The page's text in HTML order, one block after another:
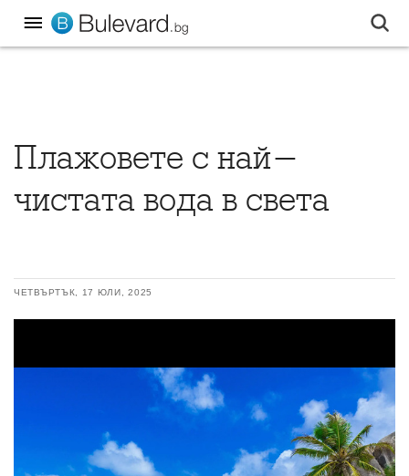
Плажовете с най-
чистата вода в света
ЧЕТВЪРТЪК, 17 ЮЛИ, 2025